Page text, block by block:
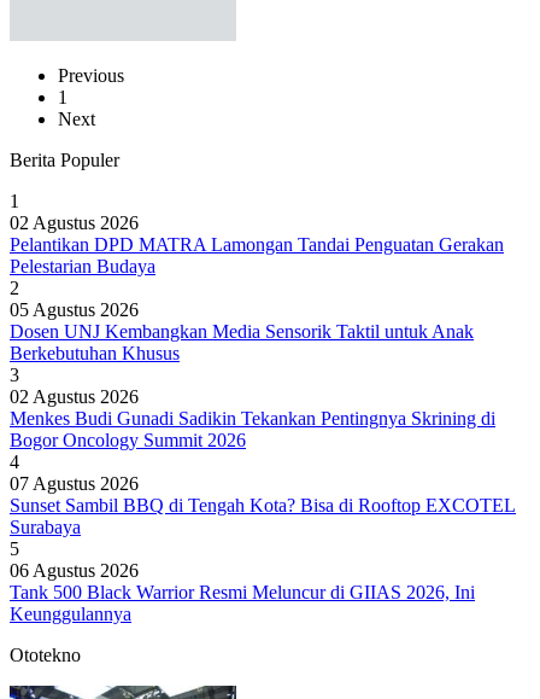
Previous
1
Next
Berita Populer
1
02 Agustus 2026
Pelantikan DPD MATRA Lamongan Tandai Penguatan Gerakan
Pelestarian Budaya
2
05 Agustus 2026
Dosen UNJ Kembangkan Media Sensorik Taktil untuk Anak
Berkebutuhan Khusus
3
02 Agustus 2026
Menkes Budi Gunadi Sadikin Tekankan Pentingnya Skrining di
Bogor Oncology Summit 2026
4
07 Agustus 2026
Sunset Sambil BBQ di Tengah Kota? Bisa di Rooftop EXCOTEL
Surabaya
5
06 Agustus 2026
Tank 500 Black Warrior Resmi Meluncur di GIIAS 2026, Ini
Keunggulannya
Ototekno